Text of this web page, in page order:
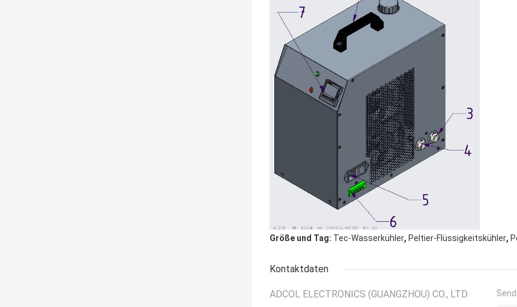
Größe und Tag: Tec-Wasserkühler, Peltier-Flüssigkeitskühler,
Kontaktdaten
ADCOL ELECTRONICS (GUANGZHOU) CO., LTD.